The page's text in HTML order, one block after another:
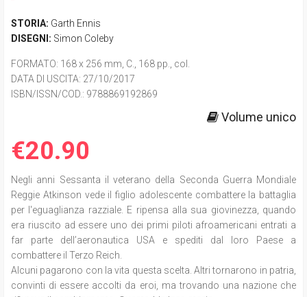
STORIA: Garth Ennis
DISEGNI: Simon Coleby
FORMATO: 168 x 256 mm, C., 168 pp., col.
DATA DI USCITA: 27/10/2017
ISBN/ISSN/COD.: 9788869192869
Volume unico
€20.90
Negli anni Sessanta il veterano della Seconda Guerra Mondiale
Reggie Atkinson vede il figlio adolescente combattere la battaglia
per l'eguaglianza razziale. E ripensa alla sua giovinezza, quando
era riuscito ad essere uno dei primi piloti afroamericani entrati a
far parte dell’aeronautica USA e spediti dal loro Paese a
combattere il Terzo Reich.
Alcuni pagarono con la vita questa scelta. Altri tornarono in patria,
convinti di essere accolti da eroi, ma trovando una nazione che